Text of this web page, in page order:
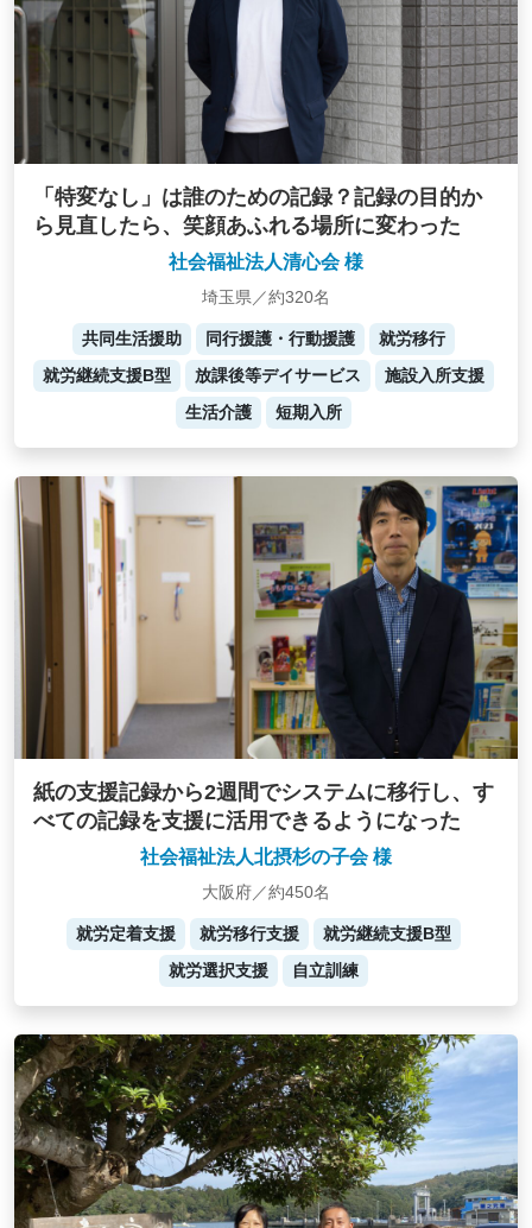
「特変なし」は誰のための記録？記録の目的か
ら見直したら、笑顔あふれる場所に変わった
社会福祉法人清心会 様
埼玉県／約320名
共同生活援助 同行援護・行動援護
就労移行
就労継続支援B型
放課後等デイサービス
施設入所支援
生活介護
短期入所
紙の支援記録から2週間でシステムに移行し、す
べての記録を支援に活用できるようになった
社会福祉法人北摂杉の子会 様
大阪府／約450名
就労定着支援 就労移行支援
就労継続支援B型
就労選択支援
自立訓練